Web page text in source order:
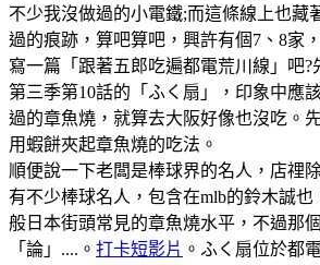
不少我沒做過的小電鐵;而這條線上也藏
過的痕跡，算吧算吧，興許有個7、8家
寫一篇「跟著五郎吃遍都電荒川線」吧?
第三季第10話的「ふく扇」，印象中應
過的章魚燒，就算去大阪好像也沒吃。
用蝦餅夾起章魚燒的吃法。
順便說一下老闆是棒球界的名人，店𥚃
有不少棒球名人，包含在mlb的鈴木誠
般日本街頭常見的章魚燒水平，不過那
「論」....。 打卡短影片 。ふく扇位於都